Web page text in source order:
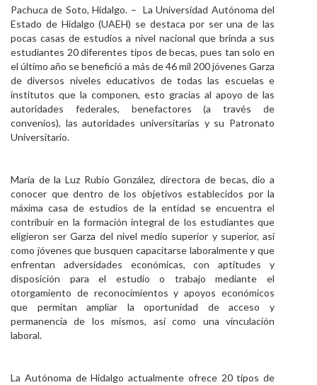
Pachuca de Soto, Hidalgo. – La Universidad Autónoma del
Estado de Hidalgo (UAEH) se destaca por ser una de las
pocas casas de estudios a nivel nacional que brinda a sus
estudiantes 20 diferentes tipos de becas, pues tan solo en
el último año se benefició a más de 46 mil 200 jóvenes Garza
de diversos niveles educativos de todas las escuelas e
institutos que la componen, esto gracias al apoyo de las
autoridades federales, benefactores (a través de
convenios), las autoridades universitarias y su Patronato
Universitario.
María de la Luz Rubio González, directora de becas, dio a
conocer que dentro de los objetivos establecidos por la
máxima casa de estudios de la entidad se encuentra el
contribuir en la formación integral de los estudiantes que
eligieron ser Garza del nivel medio superior y superior, así
como jóvenes que busquen capacitarse laboralmente y que
enfrentan adversidades económicas, con aptitudes y
disposición para el estudio o trabajo mediante el
otorgamiento de reconocimientos y apoyos económicos
que permitan ampliar la oportunidad de acceso y
permanencia de los mismos, así como una vinculación
laboral.
La Autónoma de Hidalgo actualmente ofrece 20 tipos de